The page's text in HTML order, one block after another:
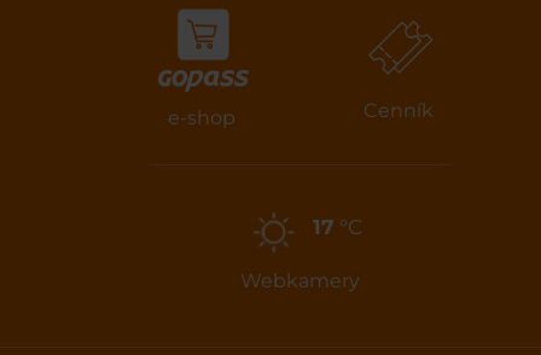
e-shop Cenník
17 °C
Webkamery